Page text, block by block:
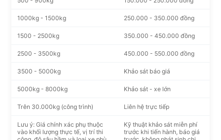
1000kg - 1500kg 250.000 - 350.000 đồng
1500 - 2500kg 350.000 - 450.000 đồng
2500 - 3500kg 450.000 - 550.000 đồng
3500 - 5000kg Khảo sát báo giá
5000kg - 8000kg Khảo sát - xe lớn
Trên 30.000kg (công trình) Liên hệ trực tiếp
Lưu ý: Giá chính xác phụ thuộc
vào khối lượng thực tế, vị trí thi
Kỹ thuật khảo sát miễn phí
trước khi tiến hành, báo giá